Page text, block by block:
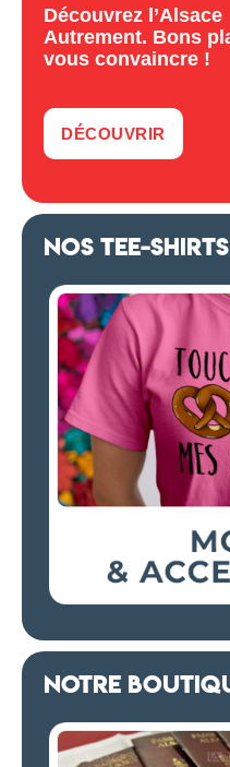
Découvrez l’Alsace
Autrement. Bons
vous convaincre !
DÉCOUVRIR
NOS TEE-SHIRTS
NOTRE